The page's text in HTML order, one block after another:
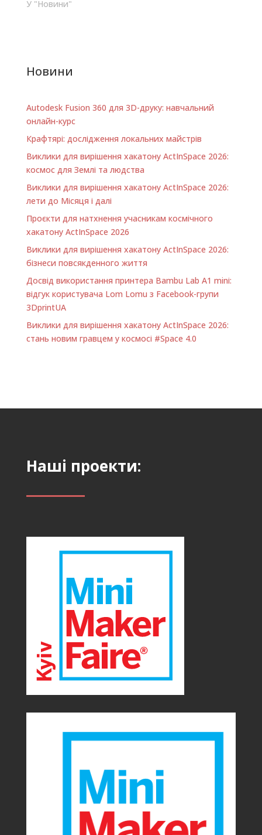
Творити – значить
висновку, що
значення для
людини. Причому
створення
матеріальних речей
має більш
особистісний
віртуальна…
У "Новини"
Новини
Autodesk Fusion 360 для 3D-друку: навчальний
онлайн-курс
Крафтярі: дослідження локальних майстрів
Виклики для вирішення хакатону ActInSpace 2026:
космос для Землі та людства
Виклики для вирішення хакатону ActInSpace 2026:
лети до Місяця і далі
Проєкти для натхнення учасникам космічного
хакатону ActInSpace 2026
Виклики для вирішення хакатону ActInSpace 2026:
бізнеси повсякденного життя
Досвід використання принтера Bambu Lab A1 minі:
відгук користувача Lom Lomu з Facebook-групи
3DprintUA
Виклики для вирішення хакатону ActInSpace 2026:
стань новим гравцем у космосі #Space 4.0
Наші проекти: